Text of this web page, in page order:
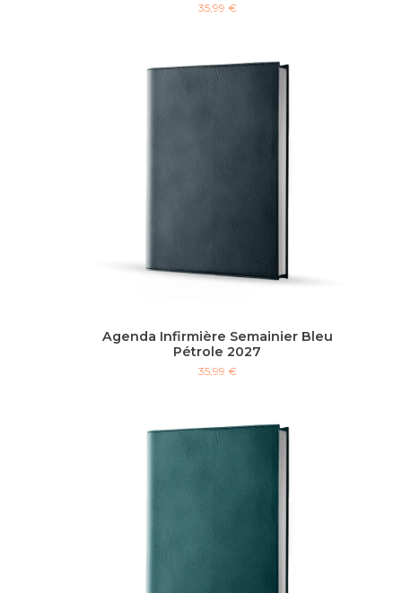
35,99 €
Agenda Infirmière Semainier Bleu
Pétrole 2027
35,99 €